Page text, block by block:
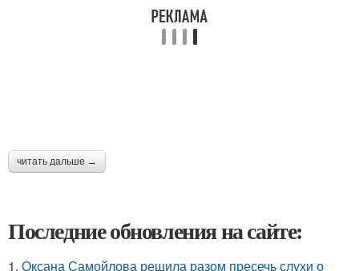
читать дальше →
Последние обновления на сайте:
1. Оксана Самойлова решила разом пресечь слухи о